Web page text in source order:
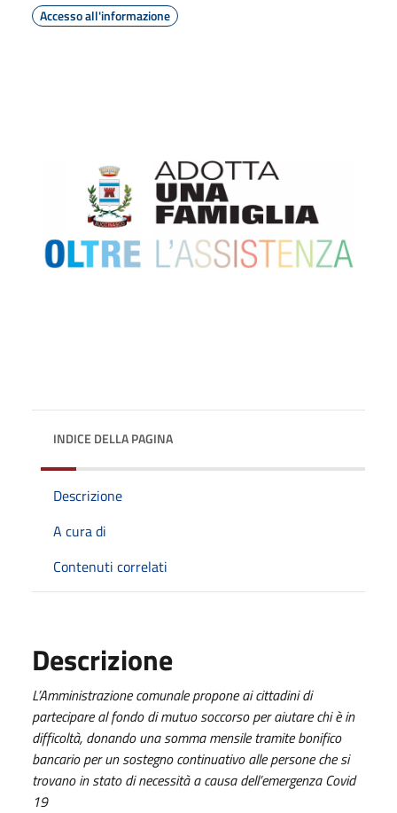
Accesso all'informazione
INDICE DELLA PAGINA
Descrizione
A cura di
Contenuti correlati
Descrizione
L’Amministrazione comunale propone ai cittadini di
partecipare al fondo di mutuo soccorso per aiutare chi è in
difficoltà, donando una somma mensile tramite bonifico
bancario per un sostegno continuativo alle persone che si
trovano in stato di necessità a causa dell’emergenza Covid
19